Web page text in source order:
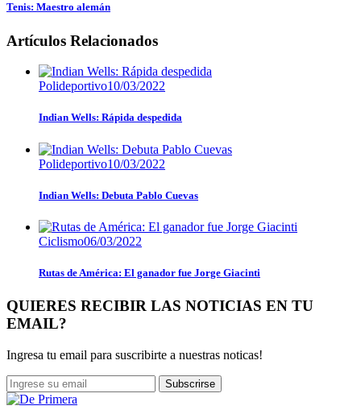
Tenis: Maestro alemán
Artículos Relacionados
Polideportivo10/03/2022
Indian Wells: Rápida despedida
Polideportivo10/03/2022
Indian Wells: Debuta Pablo Cuevas
Ciclismo06/03/2022
Rutas de América: El ganador fue Jorge Giacinti
QUIERES RECIBIR LAS NOTICIAS EN TU
EMAIL?
Ingresa tu email para suscribirte a nuestras noticas!
Subscrirse